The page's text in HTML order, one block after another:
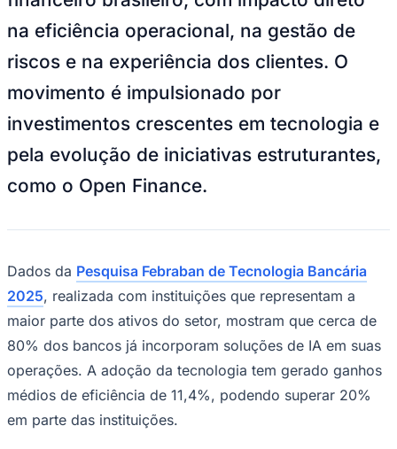
Bundesliga
Mundial 2026
Times - Ir direto
na eficiência operacional, na gestão de
riscos e na experiência dos clientes. O
movimento é impulsionado por
investimentos crescentes em tecnologia e
pela evolução de iniciativas estruturantes,
como o Open Finance.
Dados da Pesquisa Febraban de Tecnologia Bancária
2025, realizada com instituições que representam a
maior parte dos ativos do setor, mostram que cerca de
80% dos bancos já incorporam soluções de IA em suas
operações. A adoção da tecnologia tem gerado ganhos
médios de eficiência de 11,4%, podendo superar 20%
em parte das instituições.